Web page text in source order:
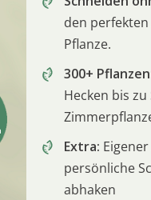
den
Pflanze.
300+
Hecken bis
Extra:
persönliche
abhaken